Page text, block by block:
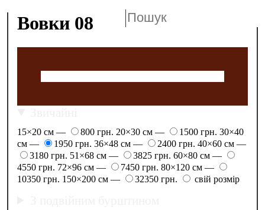
Вовки 08
15×20 см — 800 грн. 20×30 см — 1500 грн. 30×40
см —
1950 грн. 36×48 см — 2400 грн. 40×60 см —
3180 грн. 51×68 см — 3825 грн. 60×80 см —
4550 грн. 72×96 см — 7450 грн. 80×120 см —
10350 грн. 150×200 см — 32350 грн. свій розмір